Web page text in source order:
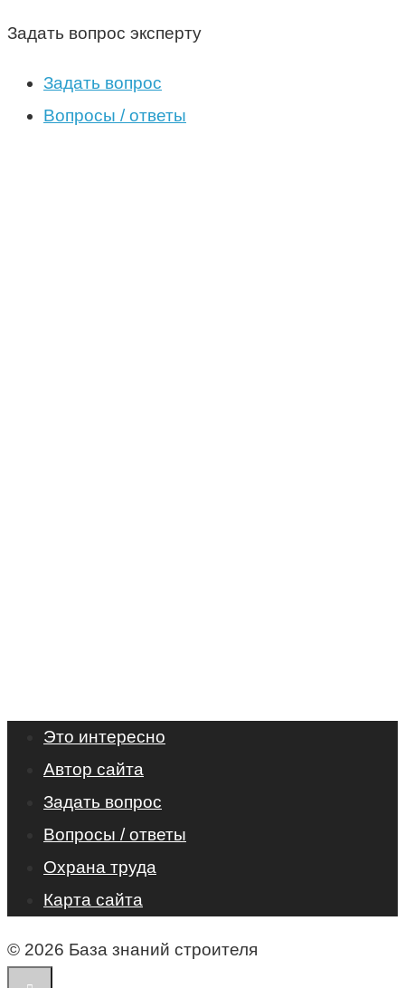
Задать вопрос эксперту
Задать вопрос
Вопросы / ответы
Это интересно
Автор сайта
Задать вопрос
Вопросы / ответы
Охрана труда
Карта сайта
© 2026 База знаний строителя